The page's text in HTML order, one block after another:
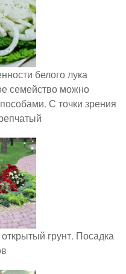
белого лука
семейство можно
С точки зрения
грунт. Посадка